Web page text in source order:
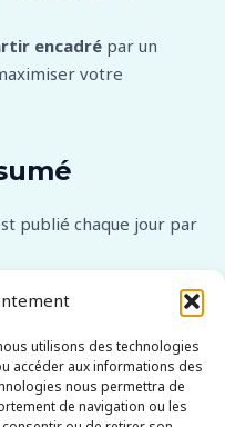
utilisons des technologies
accéder aux informations des
nous permettra de
de navigation ou les
encadré par un
votre
publié chaque jour par
avant toute sortie
de sécuritéet